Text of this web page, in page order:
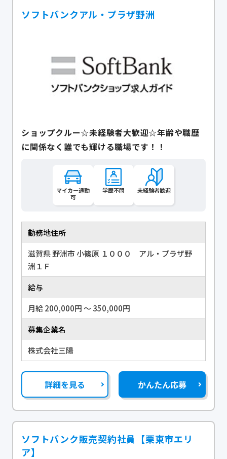
ソフトバンクアル・プラザ野洲
ショップクルー☆未経験者大歓迎☆年齢や職歴
に関係なく誰でも輝ける職場です！！
マイカー通勤
可
学歴不問 未経験者歓迎
勤務地住所
滋賀県 野洲市 小篠原 １０００ アル・プラザ野
洲１Ｆ
給与
月給 200,000円 〜 350,000円
募集企業名
株式会社三陽
詳細を見る かんたん応募
ソフトバンク販売契約社員【栗東市エリ
ア】